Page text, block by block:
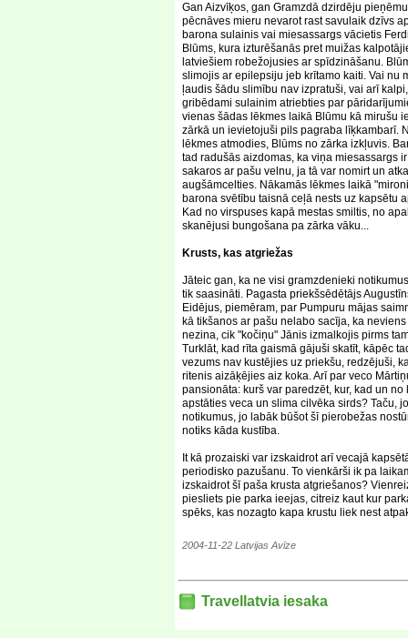
Gan Aizvīķos, gan Gramzdā dzirdēju
pēcnāves mieru nevarot rast savulaik dzīvs
barona sulainis vai miesassargs vācietis
Blūms, kura izturēšanās pret muižas
latviešiem robežojusies ar spīdzināšanu.
slimojis ar epilepsiju jeb krītamo kaiti. Vai nu
ļaudis šādu slimību nav izpratuši, vai arī kalpi,
gribēdami sulainim atriebties par
vienas šādas lēkmes laikā Blūmu kā mirušu
zārkā un ievietojuši pils pagraba līķkambarī.
lēkmes atmodies, Blūms no zārka izkļuvis.
tad radušās aizdomas, ka viņa miesassargs ir
sakaros ar pašu velnu, ja tā var nomirt un
augšāmcelties. Nākamās lēkmes laikā
barona svētību taisnā ceļā nests uz kapsētu
Kad no virspuses kapā mestas smiltis, no
skanējusi bungošana pa zārka vāku...
Krusts, kas atgriežas
Jāteic gan, ka ne visi gramzdenieki
tik saasināti. Pagasta priekšsēdētājs
Eidējus, piemēram, par Pumpuru mājas
kā tikšanos ar pašu nelabo sacīja, ka
nezina, cik "kočiņu" Jānis izmalkojis pirms
Turklāt, kad rīta gaismā gājuši skatīt, kāpēc
vezums nav kustējies uz priekšu, redzējuši,
ritenis aizāķējies aiz koka. Arī par veco
pansionāta: kurš var paredzēt, kur, kad un no
apstāties veca un slima cilvēka sirds? Taču,
notikumus, jo labāk būšot šī pierobežas
notiks kāda kustība.
It kā prozaiski var izskaidrot arī vecajā
periodisko pazušanu. To vienkārši ik pa
izskaidrot šī paša krusta atgriešanos?
piesliets pie parka ieejas, citreiz kaut kur
spēks, kas nozagto kapa krustu liek nest
2004-11-22 Latvijas Avīze
Travellatvia iesaka